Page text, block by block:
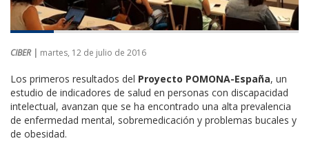
CIBER | martes, 12 de julio de 2016
Los primeros resultados del Proyecto POMONA-España, un
estudio de indicadores de salud en personas con discapacidad
intelectual, avanzan que se ha encontrado una alta prevalencia
de enfermedad mental, sobremedicación y problemas bucales y
de obesidad.